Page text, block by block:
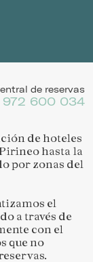
de reservas
972 600 034
de hoteles
hasta la
por zonas del
el
a través de
con el
que no
todas